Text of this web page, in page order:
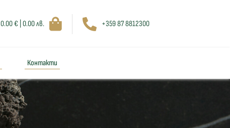
0.00 € | 0.00 лв. +359 87 8812300
Контакти